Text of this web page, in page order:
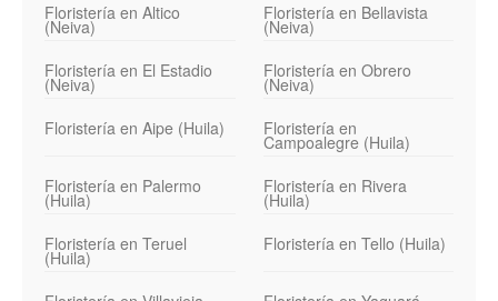
Floristería en Altico
(Neiva)
Floristería en Bellavista
(Neiva)
Floristería en El Estadio
(Neiva)
Floristería en Obrero
(Neiva)
Floristería en Aipe (Huila)
Floristería en
Campoalegre (Huila)
Floristería en Palermo
(Huila)
Floristería en Rivera
(Huila)
Floristería en Teruel
(Huila)
Floristería en Tello (Huila)